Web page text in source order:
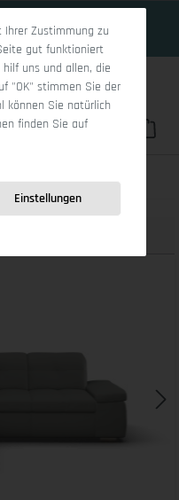
Du hast 0
SE Medium L
Ihrer Zustimmung zu
gut funktioniert
uns und allen, die
"OK" stimmen Sie der
können Sie natürlich
finden Sie auf
Einstellungen